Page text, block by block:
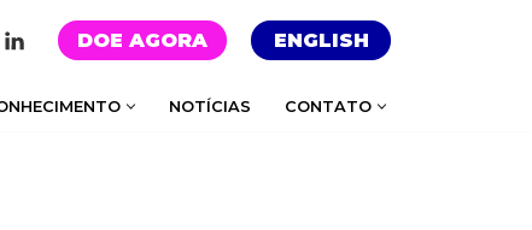
DOE AGORA ENGLISH
NOTÍCIAS CONTATO